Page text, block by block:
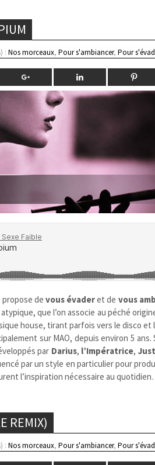
:Nos morceaux,Pour s'ambiancer,Pour
propose devous évaderet de vous
que l’on associe au péché
house, tirant parfois vers le disco et
sur MAO, depuis environ 5
par Darius, l’Impératrice,
par un style en particulier pour
l’inspiration nécessaire au
REMIX)
:Nos morceaux,Pour s'ambiancer,Pour